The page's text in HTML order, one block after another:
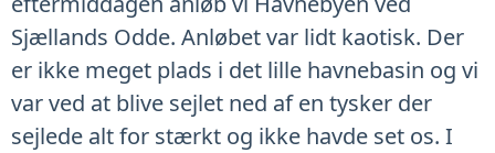
Sjællands Odde. Anløbet var lidt kaotisk. Der
er ikke meget plads i det lille havnebasin og vi
var ved at blive sejlet ned af en tysker der
sejlede alt for stærkt og ikke havde set os. I